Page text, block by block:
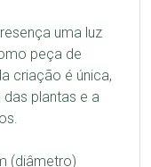
uma luz
peça de
criação é única,
plantas e a
(diâmetro)